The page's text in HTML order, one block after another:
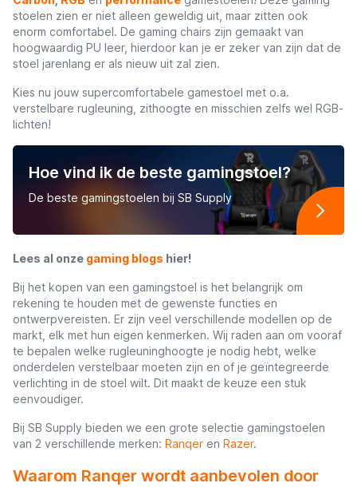
stoelen zien er niet alleen geweldig uit, maar zitten ook
enorm comfortabel. De gaming chairs zijn gemaakt van
hoogwaardig PU leer, hierdoor kan je er zeker van zijn dat de
stoel jarenlang er als nieuw uit zal zien.
Kies nu jouw supercomfortabele gamestoel met o.a.
verstelbare rugleuning, zithoogte en misschien zelfs wel RGB-
lichten!
Hoe vind ik de beste gamingstoel?
De beste gamingstoelen bij SB Supply
Lees al onze gaming blogs hier!
Bij het kopen van een gamingstoel is het belangrijk om
rekening te houden met de gewenste functies en
ontwerpvereisten. Er zijn veel verschillende modellen op de
markt, elk met hun eigen kenmerken. Wij raden aan om vooraf
te bepalen welke rugleuninghoogte je nodig hebt, welke
onderdelen verstelbaar moeten zijn en of je geïntegreerde
verlichting in de stoel wilt. Dit maakt de keuze een stuk
eenvoudiger.
Bij SB Supply bieden we een grote selectie gamingstoelen
van 2 verschillende merken: Ranqer en Razer.
Waarom Ranqer wordt aanbevolen door